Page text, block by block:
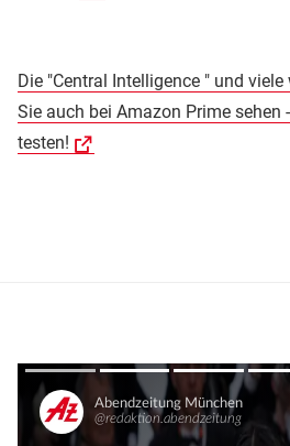
Die "Central Intelligence " und
Sie auch bei Amazon Prime sehen
testen!